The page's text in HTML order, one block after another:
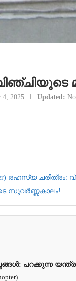
4, 2025 Updated:
രഹസ്യ
സുവർണ്ണകാലം!
പറക്കുന്ന